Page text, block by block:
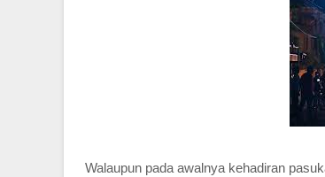
Walaupun pada awalnya kehadiran